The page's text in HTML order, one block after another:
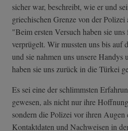
sicher war, beschreibt, wie er und
griechischen Grenze von der
"Beim ersten Versuch haben sie uns
verprügelt. Wir mussten uns bis auf
und sie nahmen uns unsere Handys
haben sie uns zurück in die Türkei
Es sei eine der schlimmsten
gewesen, als nicht nur ihre
sondern die Polizei vor ihren
Kontaktdaten und Nachweisen in